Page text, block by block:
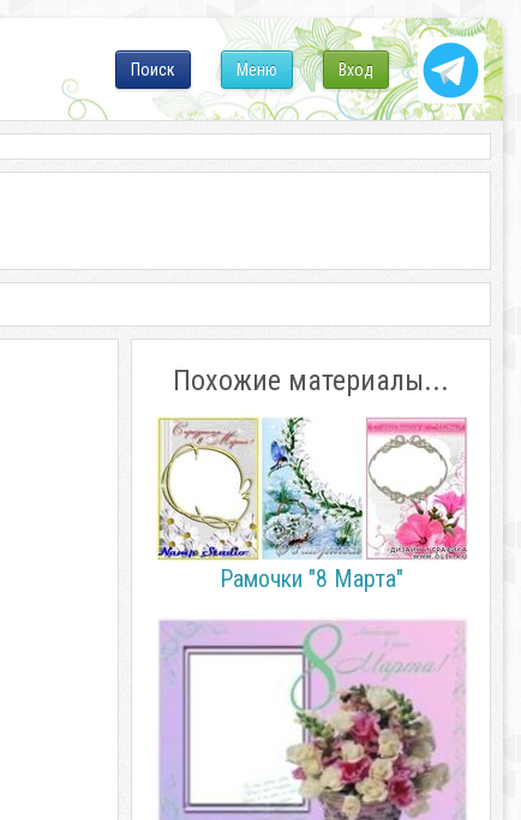
Вход
Меню
Поиск
Похожие материалы...
Рамочки "8 Марта"